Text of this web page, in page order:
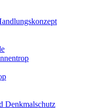
Denkmalschutz